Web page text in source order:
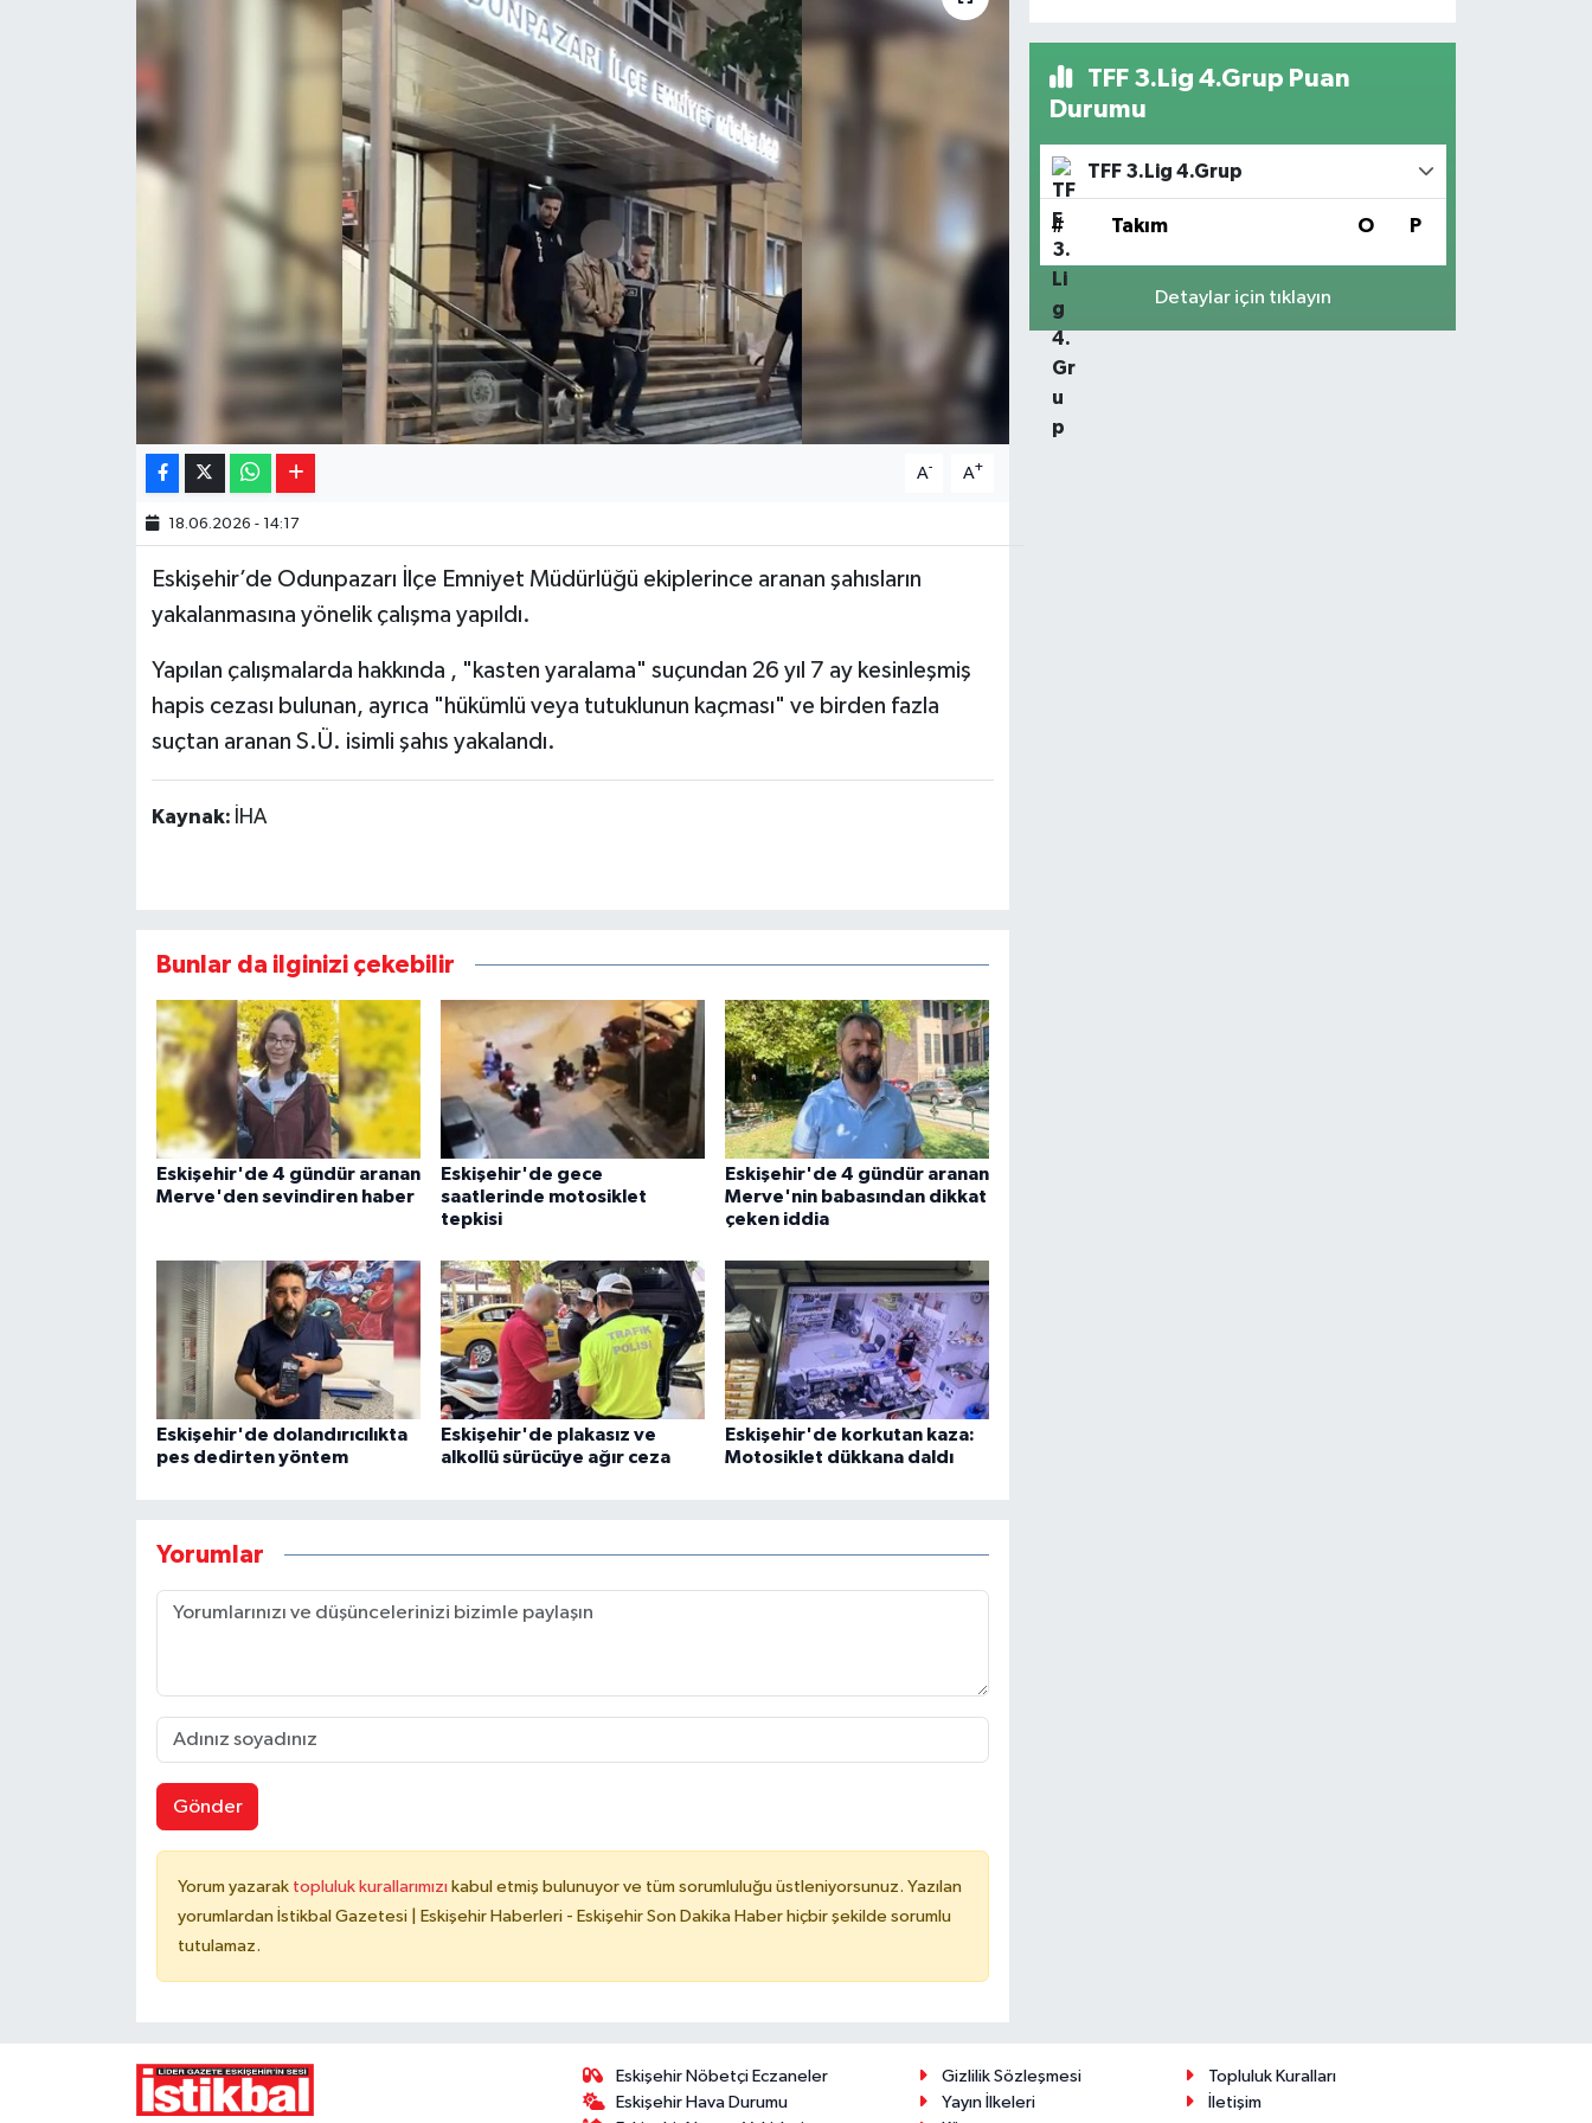
A- A+
18.06.2026 - 14:17
Eskişehir’de Odunpazarı İlçe Emniyet Müdürlüğü ekiplerince aranan şahısların
yakalanmasına yönelik çalışma yapıldı.
Yapılan çalışmalarda hakkında , "kasten yaralama" suçundan 26 yıl 7 ay kesinleşmiş
hapis cezası bulunan, ayrıca "hükümlü veya tutuklunun kaçması" ve birden fazla
suçtan aranan S.Ü. isimli şahıs yakalandı.
Kaynak: İHA
Bunlar da ilginizi çekebilir
Eskişehir'de 4 gündür aranan
Merve'den sevindiren haber
Eskişehir'de gece
saatlerinde motosiklet
tepkisi
Eskişehir'de 4 gündür aranan
Merve'nin babasından dikkat
çeken iddia
Eskişehir'de dolandırıcılıkta
pes dedirten yöntem
Eskişehir'de plakasız ve
alkollü sürücüye ağır ceza
Eskişehir'de korkutan kaza:
Motosiklet dükkana daldı
Yorumlar
Gönder
Yorum yazarak topluluk kurallarımızı kabul etmiş bulunuyor ve tüm sorumluluğu üstleniyorsunuz. Yazılan
yorumlardan İstikbal Gazetesi | Eskişehir Haberleri - Eskişehir Son Dakika Haber hiçbir şekilde sorumlu
tutulamaz.
TFF 3.Lig 4.Grup Puan
Durumu
TFF 3.Lig 4.Grup
# Takım O P
Detaylar için tıklayın
Eskişehir Nöbetçi Eczaneler
Eskişehir Hava Durumu
Gizlilik Sözleşmesi
Topluluk Kuralları
Yayın İlkeleri
İletişim
Resmi ilanlar